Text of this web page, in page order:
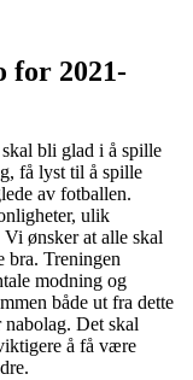
for 2021-
bli glad i å spille
få lyst til å spille
av fotballen.
ulik
ønsker at alle skal
bra. Treningen
modning og
både ut fra dette
nabolag. Det skal
å få være